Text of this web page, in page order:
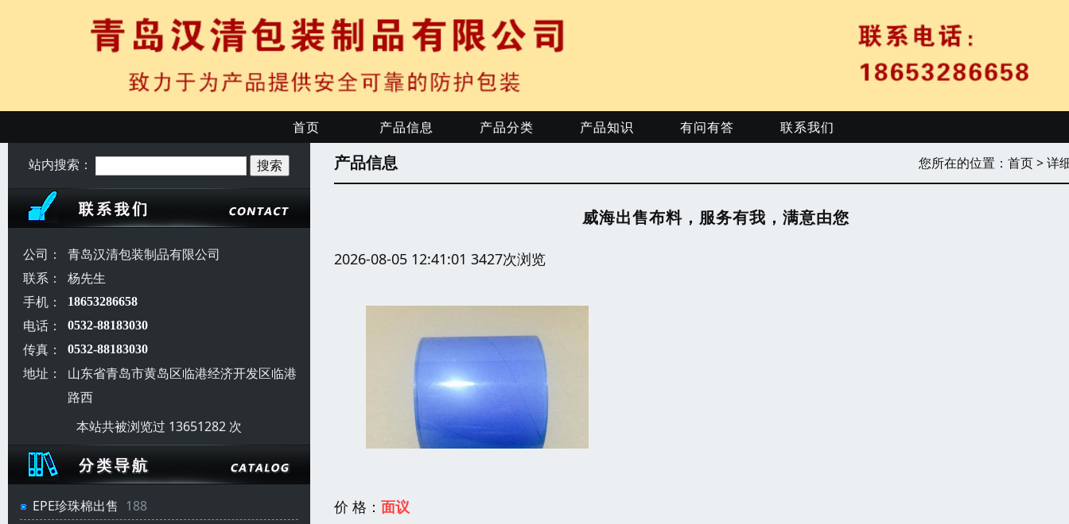
首页 产品信息 产品分类 产品知识 有问有答 联系我们
站内搜索：
公司：
青岛汉清包装制品有限公司
联系：
杨先生
手机：
18653286658
电话： 0532-88183030
传真： 0532-88183030
地址：
山东省青岛市黄岛区临港经济开发区临港
路西
本站共被浏览过 13651282 次
EPE珍珠棉出售 188
产品信息 您所在的位置： 首页> 详
威海出售布料，服务有我，满意由您
2026-08-05 12:41:01 3427次浏览
价 格： 面议